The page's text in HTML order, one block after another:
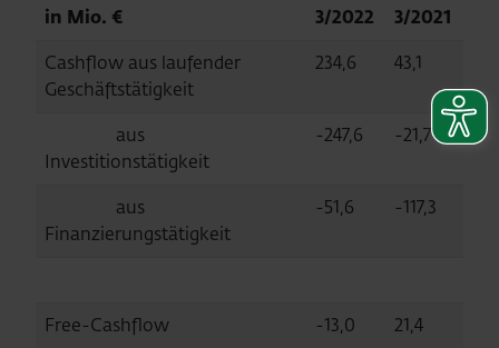
in Mio. €
3/2022
3/2021
Cashflow aus laufender
Geschäftstätigkeit
234,6 43,1
aus
Investitionstätigkeit
-247,6 -21,7
aus
Finanzierungstätigkeit
-51,6 -117,3
Free-Cashflow -13,0 21,4